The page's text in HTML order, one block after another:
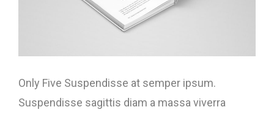
Only Five Suspendisse at semper ipsum.
Suspendisse sagittis diam a massa viverra